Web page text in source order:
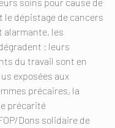
le dépistage de cancers
alarmante, les
: leurs
du travail sont en
exposées aux
précaires, la
précarité
Dons solidaire de